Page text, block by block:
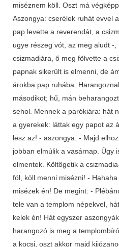
miséznem köll. Oszt má
Aszongya: cserélek ruhát evvel
pap levette a reverendát, a
ugye részeg vót, az meg aludt -
csizmadiára, ő meg fölvette a
papnak sikerült is elmenni, de
árokba pap ruhába.
másodikot; hű, mán
sehol. Mennek a parókiára: hát
a gyerekek: láttak egy papot az
lesz az! - aszongya. - Majd
jobban elmúlik a vasárnap. Úgy
elmentek. Költögetik a
föl, köll menni misézni! -
misézek én! De megint: -
tele van a templom népekvel,
kelek én! Hát egyszer
harangozó is meg a
a kocsi, oszt akkor majd